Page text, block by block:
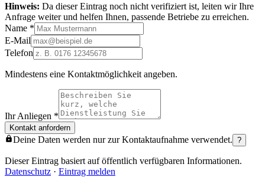
Hinweis: Da dieser Eintrag noch nicht verifiziert ist, leiten wir Ihre
Anfrage weiter und helfen Ihnen, passende Betriebe zu erreichen.
Name *
E-Mail
Telefon
Mindestens eine Kontaktmöglichkeit angeben.
Ihr Anliegen *
Kontakt anfordern
Deine Daten werden nur zur Kontaktaufnahme verwendet. ?
Dieser Eintrag basiert auf öffentlich verfügbaren Informationen.
Datenschutz · Eintrag melden